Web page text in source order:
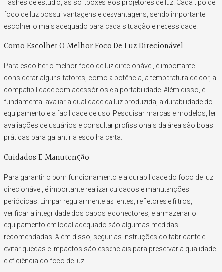
flashes de estúdio, as softboxes e os projetores de luz. Cada tipo de
foco de luz possui vantagens e desvantagens, sendo importante
escolher o mais adequado para cada situação e necessidade.
Como Escolher O Melhor Foco De Luz Direcionável
Para escolher o melhor foco de luz direcionável, é importante
considerar alguns fatores, como a potência, a temperatura de cor, a
compatibilidade com acessórios e a portabilidade. Além disso, é
fundamental avaliar a qualidade da luz produzida, a durabilidade do
equipamento e a facilidade de uso. Pesquisar marcas e modelos, ler
avaliações de usuários e consultar profissionais da área são boas
práticas para garantir a escolha certa.
Cuidados E Manutenção
Para garantir o bom funcionamento e a durabilidade do foco de luz
direcionável, é importante realizar cuidados e manutenções
periódicas. Limpar regularmente as lentes, refletores e filtros,
verificar a integridade dos cabos e conectores, e armazenar o
equipamento em local adequado são algumas medidas
recomendadas. Além disso, seguir as instruções do fabricante e
evitar quedas e impactos são essenciais para preservar a qualidade
e eficiência do foco de luz.